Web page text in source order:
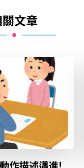
文章